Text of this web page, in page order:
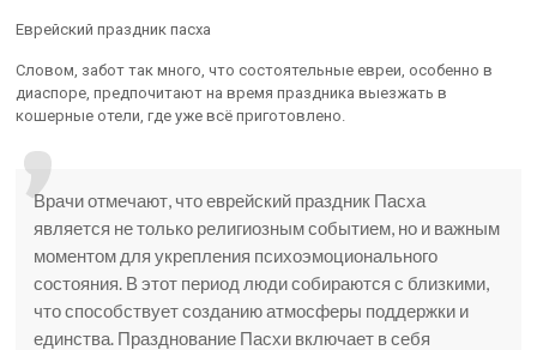
Еврейский праздник пасха
Словом, забот так много, что состоятельные евреи, особенно в
диаспоре, предпочитают на время праздника выезжать в
кошерные отели, где уже всё приготовлено.
Врачи отмечают, что еврейский праздник Пасха
является не только религиозным событием, но и важным
моментом для укрепления психоэмоционального
состояния. В этот период люди собираются с близкими,
что способствует созданию атмосферы поддержки и
единства. Празднование Пасхи включает в себя